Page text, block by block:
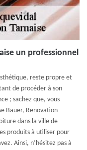
un professionnel
reste propre et
de procéder à son
; sachez que, vous
Bauer, Renovation
dans la ville de
produits à utiliser pour
Ainsi, n’hésitez pas à